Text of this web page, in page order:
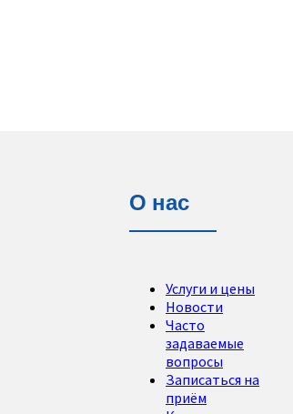
О нас
Услуги и цены
Новости
Часто
задаваемые
вопросы
Записаться на
приём